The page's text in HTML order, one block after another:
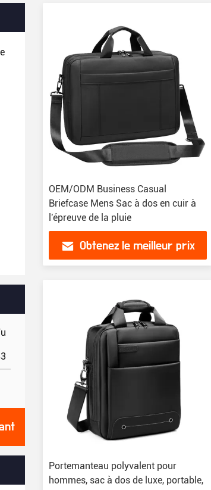
OEM/ODM Business Casual
Briefcase Mens Sac à dos en cuir à
l'épreuve de la pluie
Obtenez le meilleur prix
Portemanteau polyvalent pour
hommes, sac à dos de luxe, portable,